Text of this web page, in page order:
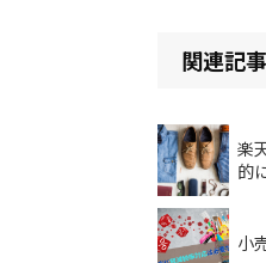
関連記事
楽
的
小